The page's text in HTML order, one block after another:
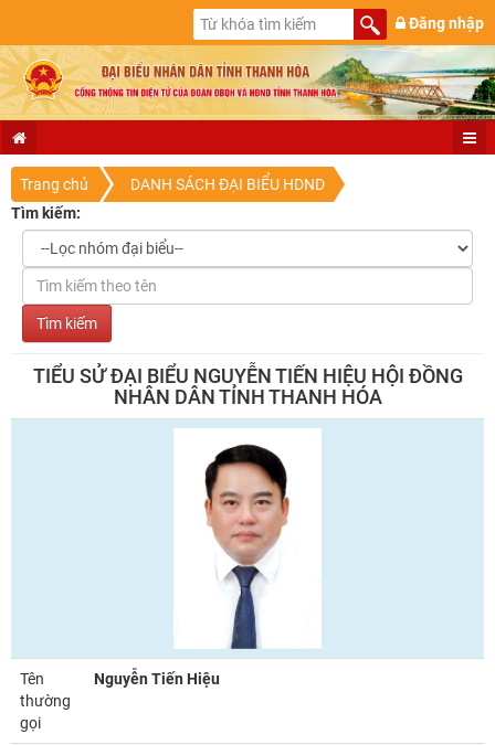
Đăng nhập
Trang chủ
DANH SÁCH ĐẠI BIỂU HDND
Tìm kiếm:
TIỂU SỬ ĐẠI BIỂU NGUYỄN TIẾN HIỆU HỘI ĐỒNG
NHÂN DÂN TỈNH THANH HÓA
Tên
thường
gọi
Nguyễn Tiến Hiệu